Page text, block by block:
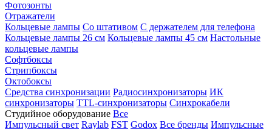
Фотозонты
Отражатели
Кольцевые лампы Со штативом С держателем для телефона
Кольцевые лампы 26 см Кольцевые лампы 45 см Настольные
кольцевые лампы
Софтбоксы
Стрипбоксы
Октобоксы
Средства синхронизации Радиосинхронизаторы ИК
синхронизаторы TTL-синхронизаторы Синхрокабели
Студийное оборудование Все
Импульсный свет Raylab FST Godox Все бренды Импульсные